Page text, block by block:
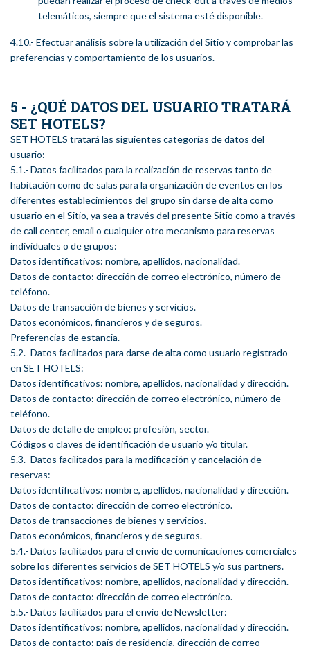
telemáticos, siempre que el sistema esté disponible.
4.10.- Efectuar análisis sobre la utilización del Sitio y comprobar las
preferencias y comportamiento de los usuarios.
5 - ¿QUÉ DATOS DEL USUARIO TRATARÁ
SET HOTELS?
SET HOTELS tratará las siguientes categorías de datos del
usuario:
5.1.- Datos facilitados para la realización de reservas tanto de
habitación como de salas para la organización de eventos en los
diferentes establecimientos del grupo sin darse de alta como
usuario en el Sitio, ya sea a través del presente Sitio como a través
de call center, email o cualquier otro mecanismo para reservas
individuales o de grupos:
Datos identificativos: nombre, apellidos, nacionalidad.
Datos de contacto: dirección de correo electrónico, número de
teléfono.
Datos de transacción de bienes y servicios.
Datos económicos, financieros y de seguros.
Preferencias de estancia.
5.2.- Datos facilitados para darse de alta como usuario registrado
en SET HOTELS:
Datos identificativos: nombre, apellidos, nacionalidad y dirección.
Datos de contacto: dirección de correo electrónico, número de
teléfono.
Datos de detalle de empleo: profesión, sector.
Códigos o claves de identificación de usuario y/o titular.
5.3.- Datos facilitados para la modificación y cancelación de
reservas:
Datos identificativos: nombre, apellidos, nacionalidad y dirección.
Datos de contacto: dirección de correo electrónico.
Datos de transacciones de bienes y servicios.
Datos económicos, financieros y de seguros.
5.4.- Datos facilitados para el envío de comunicaciones comerciales
sobre los diferentes servicios de SET HOTELS y/o sus partners.
Datos identificativos: nombre, apellidos, nacionalidad y dirección.
Datos de contacto: dirección de correo electrónico.
5.5.- Datos facilitados para el envío de Newsletter:
Datos identificativos: nombre, apellidos, nacionalidad y dirección.
Datos de contacto: país de residencia, dirección de correo